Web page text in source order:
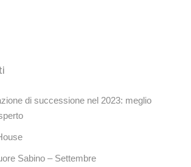
di successione nel 2023: meglio
Sabino – Settembre